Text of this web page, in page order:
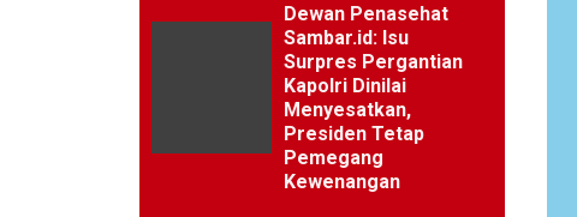
Dewan Penasehat
Sambar.id: Isu
Surpres Pergantian
Kapolri Dinilai
Menyesatkan,
Presiden Tetap
Pemegang
Kewenangan